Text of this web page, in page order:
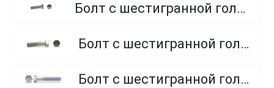
Болт с шестигранной головкой, полная резьба, из нержавеющей стали A2 и A4
Болт с шестигранной головкой, неполная резьба, класс прочности 5.8
Болт с шестигранной головкой, неполная резьба, класс прочности 8.8